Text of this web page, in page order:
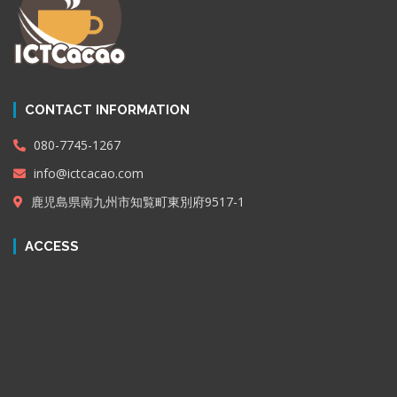
CONTACT INFORMATION
080-7745-1267
info@ictcacao.com
鹿児島県南九州市知覧町東別府9517-1
ACCESS